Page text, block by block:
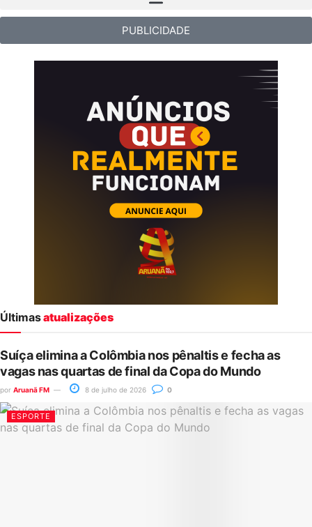
PUBLICIDADE
Últimasatualizações
Suíça elimina a Colômbia nos pênaltis e fecha as
vagas nas quartas de final da Copa do Mundo
por Aruanã FM 8 de julho de 2026 0
ESPORTE